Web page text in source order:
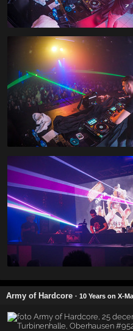
Army of Hardcore · 10 Years on X-